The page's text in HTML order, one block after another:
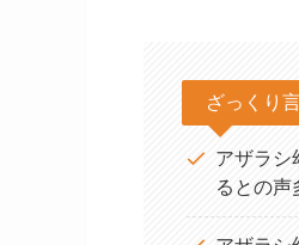
ざっくり
アザラシ
るとの声